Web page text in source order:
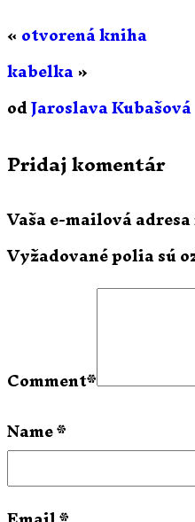
«otvorená kniha
kabelka»
odJaroslava Kubašová
Pridaj komentár
Vaša e-mailová
Vyžadované polia sú
Comment*
Name*